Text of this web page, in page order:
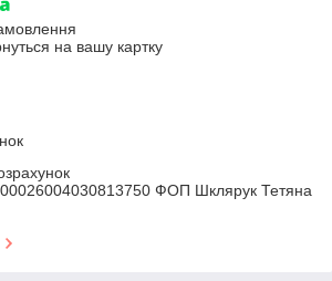
на вашу картку
ФОП Шклярук Тетяна